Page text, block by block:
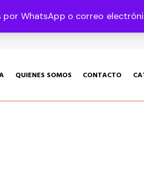
WhatsApp o correo
QUIENES SOMOS CONTACTO